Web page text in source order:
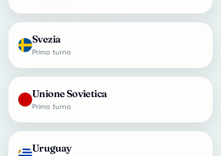
Svezia
Primo turno
Unione Sovietica
Primo turno
Uruguay